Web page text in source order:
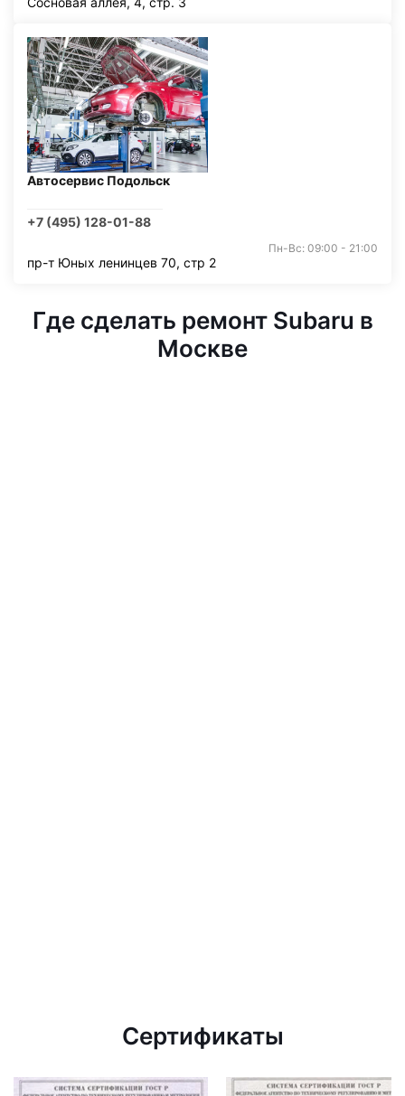
Автосервис Подольск
+7 (495) 128-01-88
Пн-Вс: 09:00 - 21:00
пр-т Юных ленинцев 70, стр 2
Где сделать ремонт Subaru в
Москве
Сертификаты